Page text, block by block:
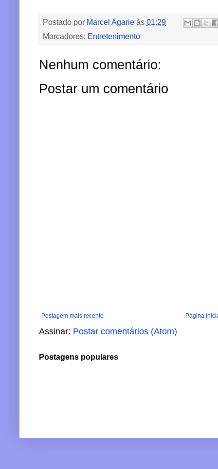
Postado por Marcel Agarie às 01:29
Marcadores: Entretenimento
Nenhum comentário:
Postar um comentário
Postagem mais recente Página
Assinar: Postar comentários (Atom)
Postagens populares